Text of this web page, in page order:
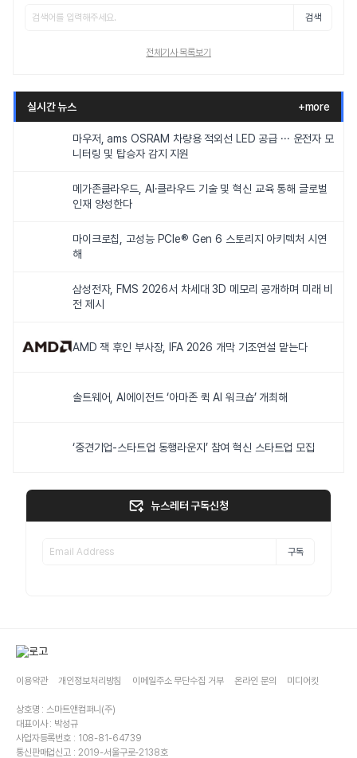
검색
전체기사 목록보기
실시간 뉴스 +more
마우저, ams OSRAM 차량용 적외선 LED 공급 ··· 운전자 모
니터링 및 탑승자 감지 지원
메가존클라우드, AI·클라우드 기술 및 혁신 교육 통해 글로벌
인재 양성한다
마이크로칩, 고성능 PCIe® Gen 6 스토리지 아키텍처 시연
해
삼성전자, FMS 2026서 차세대 3D 메모리 공개하며 미래 비
전 제시
AMD 잭 후인 부사장, IFA 2026 개막 기조연설 맡는다
솔트웨어, AI에이전트 ‘아마존 퀵 AI 워크숍’ 개최해
‘중견기업-스타트업 동행라운지’ 참여 혁신 스타트업 모집
뉴스레터 구독신청
구독
이용약관 개인정보처리방침 이메일주소 무단수집 거부 온라인 문의 미디어킷
상호명 : 스마트앤컴퍼니(주)
대표이사 : 박성규
사업자등록번호 : 108-81-64739
통신판매업신고 : 2019-서울구로-2138호